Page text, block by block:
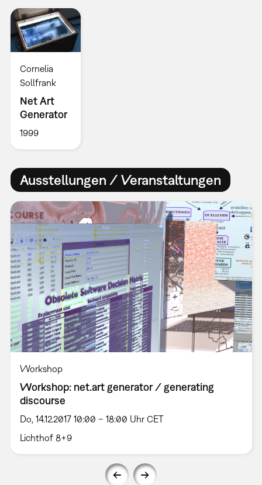
Cornelia
Sollfrank
Net Art
Generator
1999
Ausstellungen / Veranstaltungen
Workshop
Workshop: net.art generator / generating
discourse
Do, 14.12.2017 10:00 – 18:00 Uhr CET
Lichthof 8+9